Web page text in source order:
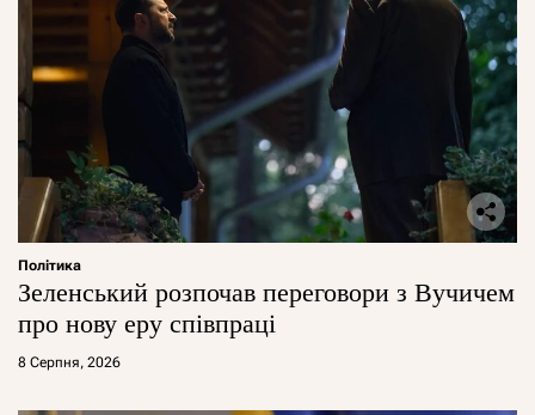
Політика
Зеленський розпочав переговори з Вучичем
про нову еру співпраці
8 Серпня, 2026